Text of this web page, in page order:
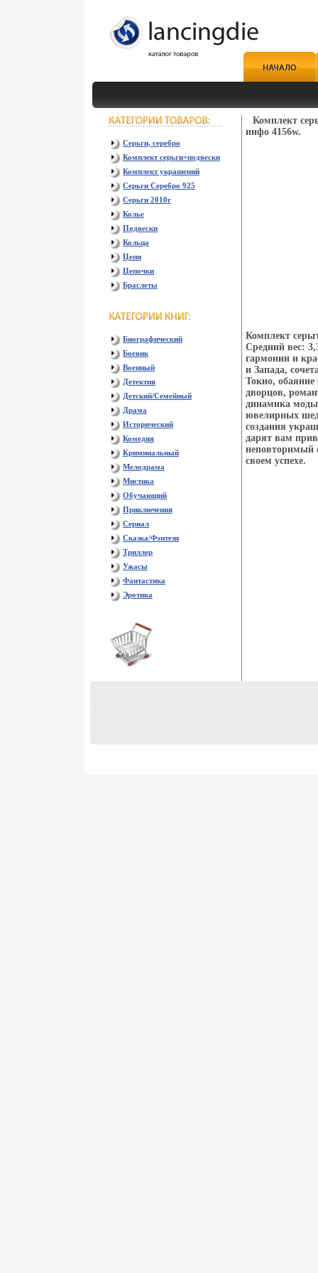
Серьги, серебро
Комплект серьги+подвески
Комплект украшений
Серьги Серебро 925
Серьги 2010г
Колье
Подвески
Кольца
Цепи
Цепочки
Браслеты
Биографический
Боевик
Военный
Детектив
Детский/Семейный
Драма
Исторический
Комедия
Криминальный
Мелодрама
Мистика
Обучающий
Приключения
Сериал
Сказка/Фэнтези
Триллер
Ужасы
Фантастика
Эротика
Комплект
инфо 4156w.
Комплект
Средний вес:
гармонии и
и Запада,
Токио,
дворцов,
динамика
ювелирных
создания
дарят вам
неповторимый
своем успехе.